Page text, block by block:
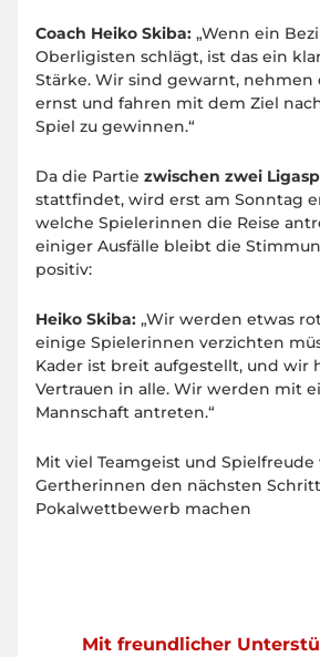
Coach Heiko Skiba: „Wenn ein
Oberligisten schlägt, ist das ein
Stärke. Wir sind gewarnt, nehmen
ernst und fahren mit dem Ziel
Spiel zu gewinnen.“
Da die Partie zwischen zwei
stattfindet, wird erst am Sonntag
welche Spielerinnen die Reise
einiger Ausfälle bleibt die
positiv:
Heiko Skiba: „Wir werden etwas
einige Spielerinnen verzichten
Kader ist breit aufgestellt, und wir
Vertrauen in alle. Wir werden mit
Mannschaft antreten.“
Mit viel Teamgeist und
Gertherinnen den nächsten
Pokalwettbewerb machen
Mit freundlicher